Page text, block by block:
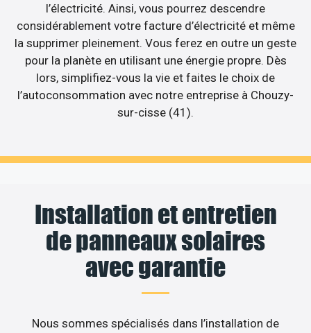
l’électricité. Ainsi, vous pourrez descendre
considérablement votre facture d’électricité et même
la supprimer pleinement. Vous ferez en outre un geste
pour la planète en utilisant une énergie propre. Dès
lors, simplifiez-vous la vie et faites le choix de
l’autoconsommation avec notre entreprise à Chouzy-
sur-cisse (41).
Installation et entretien
de panneaux solaires
avec garantie
Nous sommes spécialisés dans l’installation de